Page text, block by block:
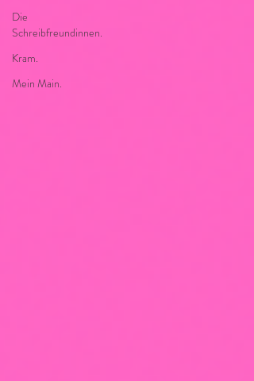
Die
Schreibfreundinnen.
Kram.
Mein Main.